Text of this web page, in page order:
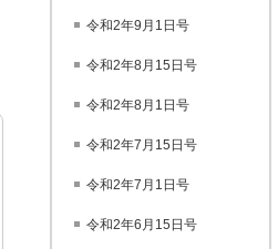
令和2年9月1日号
令和2年8月15日号
令和2年8月1日号
令和2年7月15日号
令和2年7月1日号
令和2年6月15日号